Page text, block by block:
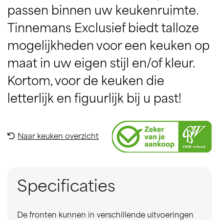
passen binnen uw keukenruimte.
Tinnemans Exclusief biedt talloze
mogelijkheden voor een keuken op
maat in uw eigen stijl en/of kleur.
Kortom, voor de keuken die
letterlijk en figuurlijk bij u past!
Naar keuken overzicht
Specificaties
De fronten kunnen in verschillende uitvoeringen